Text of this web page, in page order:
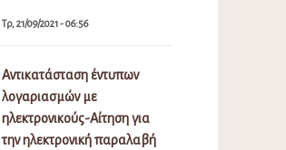
Τρ, 21/09/2021 - 06:56
Αντικατάσταση έντυπων
λογαριασμών με
ηλεκτρονικούς-Αίτηση για
την ηλεκτρονική παραλαβή